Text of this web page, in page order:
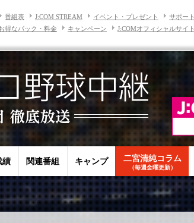
番組表 J:COM STREAM イベント・プレゼント
サポート
得なパック・料金 キャンペーン J:COMオフィシャルサイト
績 関連番組 キャンプ 二宮清純コラム
（毎週金曜更新）